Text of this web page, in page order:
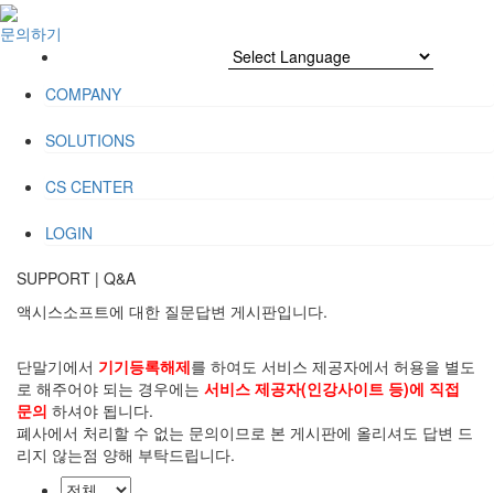
문의하기
COMPANY
SOLUTIONS
CS CENTER
LOGIN
SUPPORT | Q&A
액시스소프트에 대한 질문답변 게시판입니다.
단말기에서 기기등록해제를 하여도 서비스 제공자에서 허용을 별도
로 해주어야 되는 경우에는 서비스 제공자(인강사이트 등)에 직접
문의 하셔야 됩니다.
폐사에서 처리할 수 없는 문의이므로 본 게시판에 올리셔도 답변 드
리지 않는점 양해 부탁드립니다.